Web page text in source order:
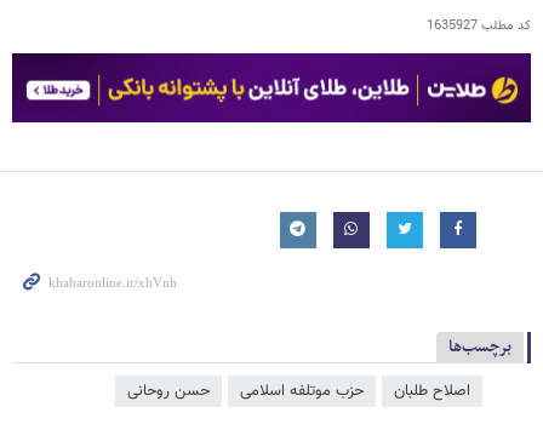
کد مطلب1635927
برچسب‌ها
اصلاح طلبان حزب موتلفه اسلامی حسن روحانی